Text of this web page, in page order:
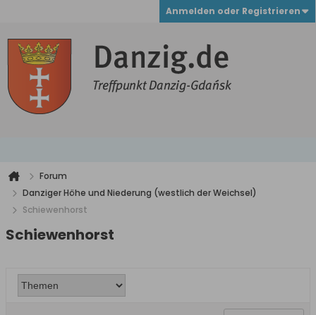
Anmelden oder Registrieren
Forum
Danziger Höhe und Niederung (westlich der Weichsel)
Schiewenhorst
Schiewenhorst